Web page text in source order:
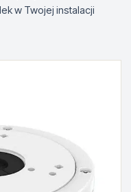
w Twojej instalacji